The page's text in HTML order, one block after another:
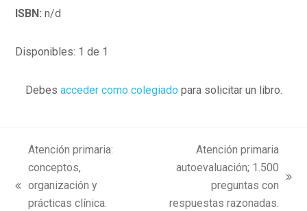
ISBN: n/d
Disponibles: 1 de 1
Debes acceder como colegiado para solicitar un libro.
previous
Atención primaria:
conceptos,
organización y
prácticas clínica.
post:
Atención primaria
autoevaluación; 1.500
preguntas con
respuestas razonadas.